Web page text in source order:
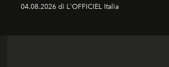
04.08.2026 di L'OFFICIEL Italia